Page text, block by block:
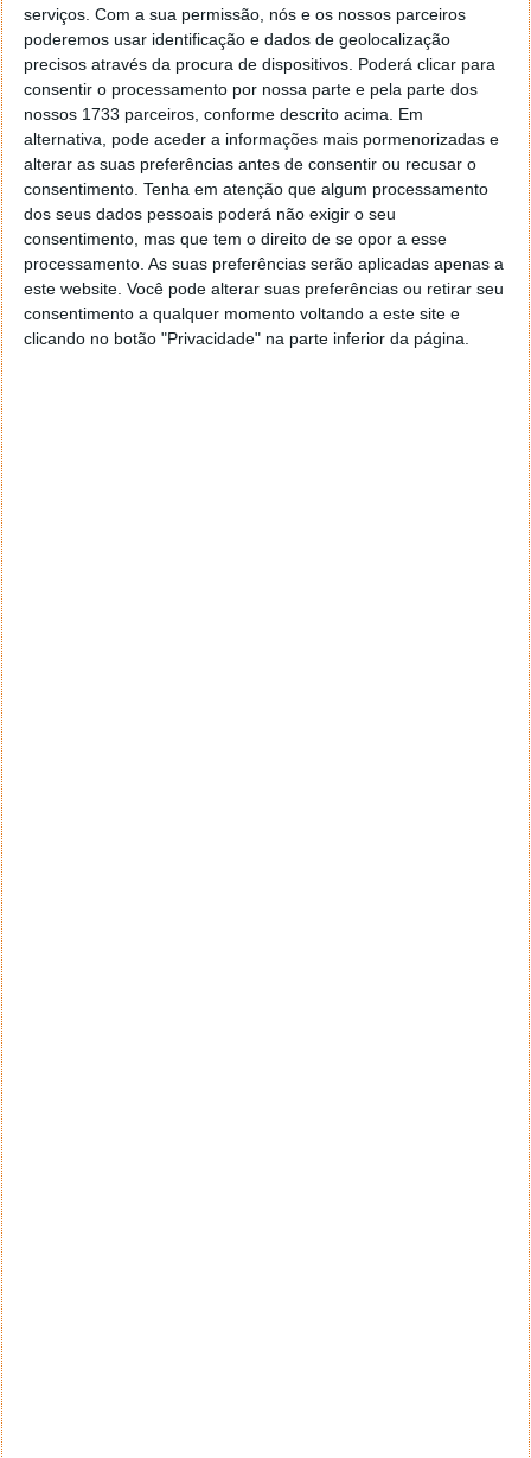
serviços. Com a sua permissão, nós e os nossos parceiros
poderemos usar identificação e dados de geolocalização
precisos através da procura de dispositivos. Poderá clicar para
consentir o processamento por nossa parte e pela parte dos
nossos 1733 parceiros, conforme descrito acima. Em
alternativa, pode aceder a informações mais pormenorizadas e
alterar as suas preferências antes de consentir ou recusar o
consentimento. Tenha em atenção que algum processamento
dos seus dados pessoais poderá não exigir o seu
consentimento, mas que tem o direito de se opor a esse
processamento. As suas preferências serão aplicadas apenas a
este website. Você pode alterar suas preferências ou retirar seu
consentimento a qualquer momento voltando a este site e
clicando no botão "Privacidade" na parte inferior da página.
Xbox Series X e S já venderam mais do